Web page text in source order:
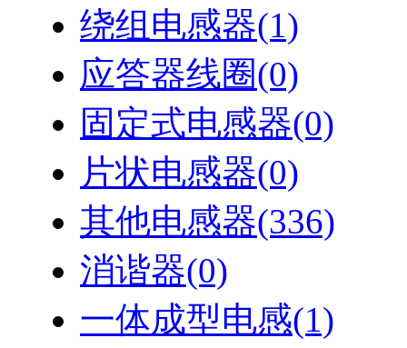
绕组电感器(1)
应答器线圈(0)
固定式电感器(0)
片状电感器(0)
其他电感器(336)
消谐器(0)
一体成型电感(1)